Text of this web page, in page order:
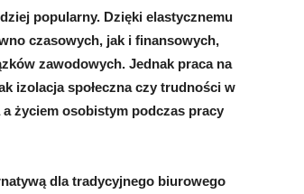
popularny. Dzięki elastycznemu
czasowych, jak i finansowych,
zawodowych. Jednak praca na
izolacja społeczna czy trudności w
życiem osobistym podczas pracy
dla tradycyjnego biurowego